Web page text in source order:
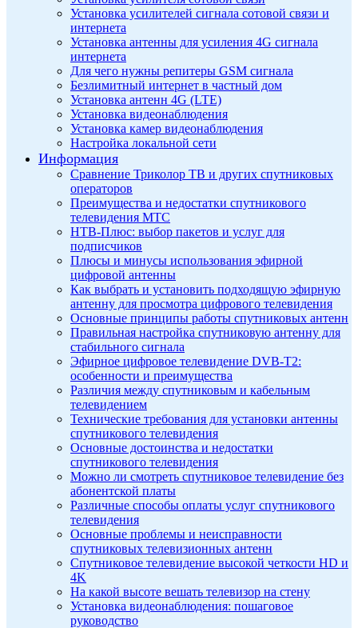
Установка усилителей сигнала сотовой связи и
интернета
Установка антенны для усиления 4G сигнала
интернета
Для чего нужны репитеры GSM сигнала
Безлимитный интернет в частный дом
Установка антенн 4G (LTE)
Установка видеонаблюдения
Установка камер видеонаблюдения
Настройка локальной сети
Информация
Сравнение Триколор ТВ и других спутниковых
операторов
Преимущества и недостатки спутникового
телевидения МТС
НТВ-Плюс: выбор пакетов и услуг для
подписчиков
Плюсы и минусы использования эфирной
цифровой антенны
Как выбрать и установить подходящую эфирную
антенну для просмотра цифрового телевидения
Основные принципы работы спутниковых антенн
Правильная настройка спутниковую антенну для
стабильного сигнала
Эфирное цифровое телевидение DVB-T2:
особенности и преимущества
Различия между спутниковым и кабельным
телевидением
Технические требования для установки антенны
спутникового телевидения
Основные достоинства и недостатки
спутникового телевидения
Можно ли смотреть спутниковое телевидение без
абонентской платы
Различные способы оплаты услуг спутникового
телевидения
Основные проблемы и неисправности
спутниковых телевизионных антенн
Спутниковое телевидение высокой четкости HD и
4K
На какой высоте вешать телевизор на стену
Установка видеонаблюдения: пошаговое
руководство